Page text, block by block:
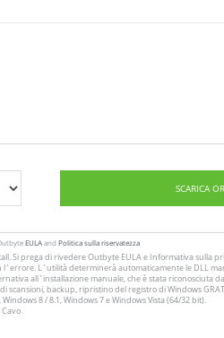
SCARICA
EULAandPolitica sulla riservatezza
. Si prega di rivedere Outbyte EULAe Informativa sulla
L`utilità determinerà automaticamente le DLL
all`installazione manuale, che è stata riconosciuta
backup, ripristino del registro di Windows
8 / 8.1, Windows 7 e Windows Vista (64/32 bit).
Cavo